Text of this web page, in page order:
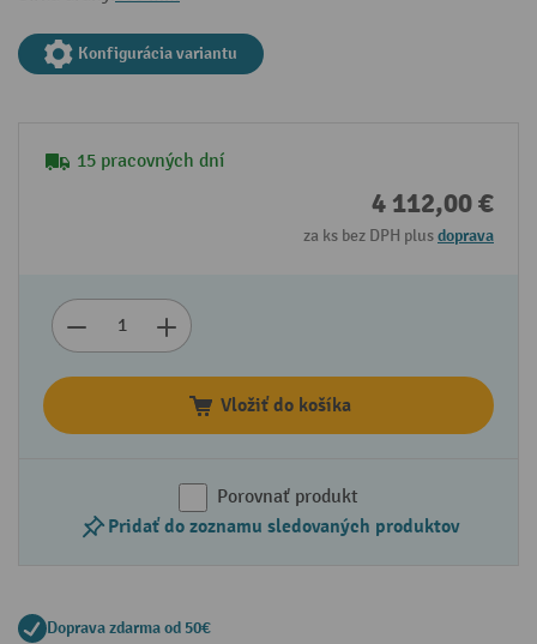
Konfigurácia variantu
15 pracovných dní
4 112,00 €
za ks bez DPH plusdoprava
Vložiť do košíka
Porovnať produkt
Pridať do zoznamu sledovaných produktov
Doprava zdarma od 50€